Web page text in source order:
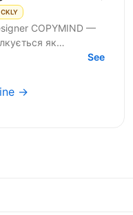
—
як
стає
See
→